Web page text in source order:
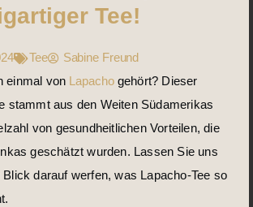
Tee!
Tee
Sabine Freund
einmal von Lapachogehört? Dieser
stammt aus den Weiten Südamerikas
von gesundheitlichen Vorteilen, die
geschätzt wurden. Lassen Sie uns
Blick darauf werfen, was Lapacho-Tee so